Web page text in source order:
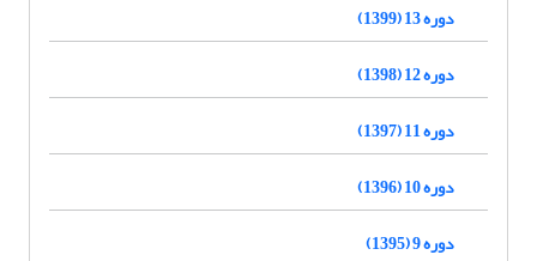
دوره 13 (1399)
دوره 12 (1398)
دوره 11 (1397)
دوره 10 (1396)
دوره 9 (1395)